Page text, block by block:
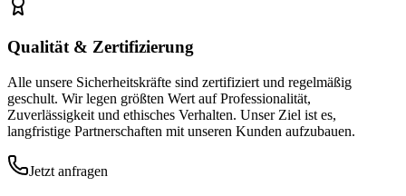
Qualität & Zertifizierung
Alle unsere Sicherheitskräfte sind zertifiziert und regelmäßig
geschult. Wir legen größten Wert auf Professionalität,
Zuverlässigkeit und ethisches Verhalten. Unser Ziel ist es,
langfristige Partnerschaften mit unseren Kunden aufzubauen.
Jetzt anfragen